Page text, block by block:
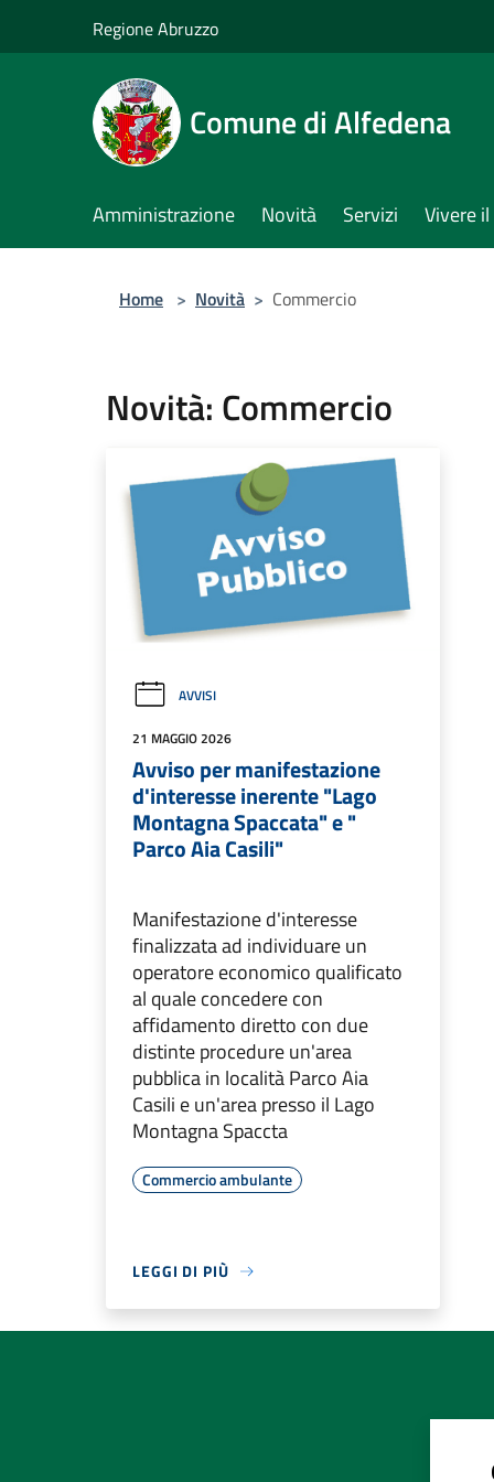
Regione Abruzzo
Comune di Alfedena
Amministrazione Novità Servizi Vivere
Home > Novità > Commercio
Novità: Commercio
AVVISI
21 MAGGIO 2026
Avviso per manifestazione
d'interesse inerente "Lago
Montagna Spaccata" e "
Parco Aia Casili"
Manifestazione d'interesse
finalizzata ad individuare un
operatore economico qualificato
al quale concedere con
affidamento diretto con due
distinte procedure un'area
pubblica in località Parco Aia
Casili e un'area presso il Lago
Montagna Spaccta
Commercio ambulante
LEGGI DI PIÙ